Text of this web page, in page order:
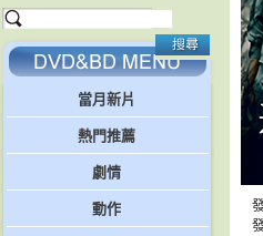
當月新片
熱門推薦
劇情
動作